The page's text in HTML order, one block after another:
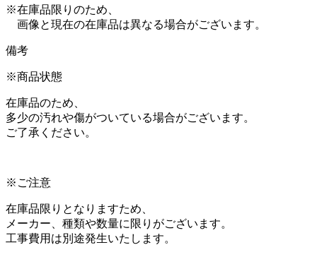
※在庫品限りのため、
画像と現在の在庫品は異なる場合がございます。
備考
※商品状態
在庫品のため、
多少の汚れや傷がついている場合がございます。
ご了承ください。
※ご注意
在庫品限りとなりますため、
メーカー、種類や数量に限りがございます。
工事費用は別途発生いたします。